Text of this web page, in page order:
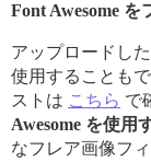
Font Awesome
アップロードし
使用することも
ストは こちら で
Awesome を使用
なフレア画像フ